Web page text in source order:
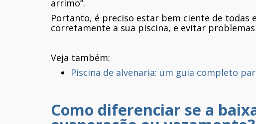
arrimo”.
Portanto, é preciso estar bem ciente de todas
corretamente a sua piscina, e evitar
Veja também:
Piscina de alvenaria: um guia completo
Como diferenciar se a